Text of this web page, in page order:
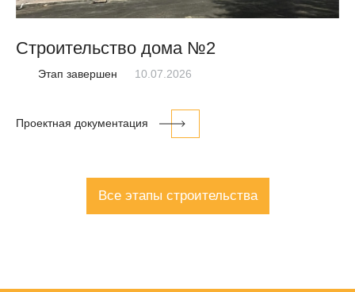
Строительство дома №2
Этап завершен 10.07.2026
Проектная документация
Все этапы строительства